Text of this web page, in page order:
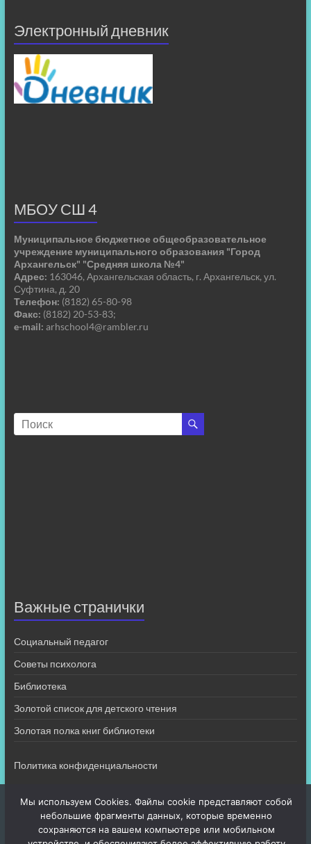
Электронный дневник
МБОУ СШ 4
Муниципальное бюджетное общеобразовательное
учреждение муниципального образования "Город
Архангельск" "Средняя школа №4"
Адрес: 163046, Архангельская область, г. Архангельск, ул.
Суфтина, д. 20
Телефон: (8182) 65-80-98
Факс: (8182) 20-53-83;
e-mail: arhschool4@rambler.ru
Важные странички
Социальный педагог
Советы психолога
Библиотека
Золотой список для детского чтения
Золотая полка книг библиотеки
Политика конфиденциальности
Мы используем Cookies. Файлы cookie представляют собой
небольшие фрагменты данных, которые временно
сохраняются на вашем компьютере или мобильном